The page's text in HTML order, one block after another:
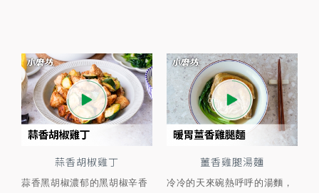
蒜香胡椒雞丁
蒜香黑胡椒濃郁的黑胡椒辛香
薑香雞腿湯麵
冷冷的天來碗熱呼呼的湯麵，